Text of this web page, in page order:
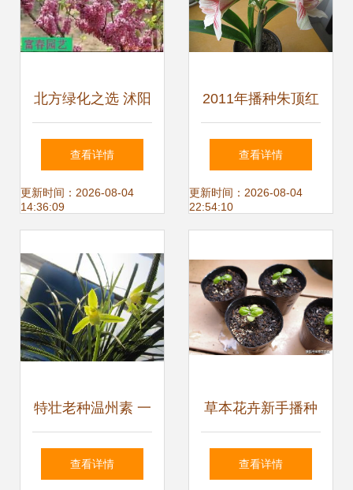
北方绿化之选 沭阳
县富春园林绿化苗
木场——您的耐寒
家
查看详情
更新时间：2026-08-04
14:36:09
2011年播种朱顶红
精品简介 | 藏花阁
花卉论坛园艺分享
查看详情
更新时间：2026-08-04
22:54:10
特壮老种温州素 一
花独放，香满乾坤
查看详情
草本花卉新手播种
指南 从理论到实
查看详情